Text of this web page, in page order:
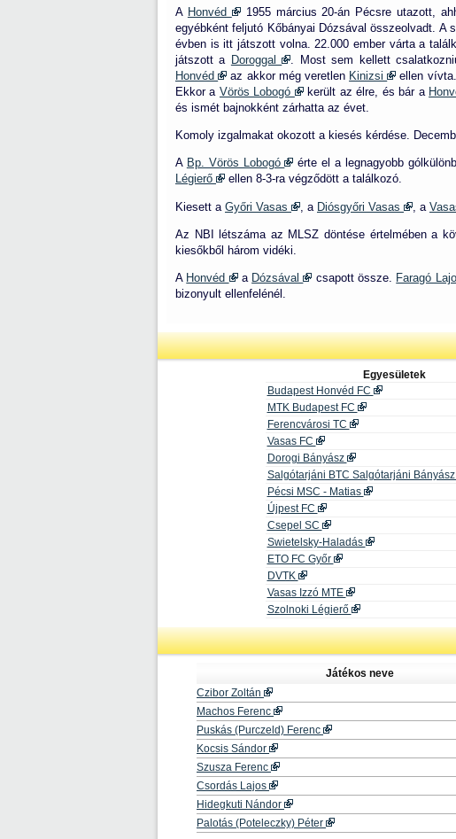
A Honvéd 1955 március 20-án Pécsre utazott,
egyébként feljutó Kőbányai Dózsával összeolvadt.
évben is itt játszott volna. 22.000 ember várta a
játszott a Doroggal
. Most sem kellett
Honvéd
az akkor még veretlen Kinizsi
ellen
Ekkor a Vörös Lobogó került az élre, és bár a
és ismét bajnokként zárhatta az évet.
Komoly izgalmakat okozott a kiesés kérdése.
A Bp. Vörös Lobogó érte el a legnagyobb
Légierő
ellen 8-3-ra végződött a találkozó.
Kiesett a Győri Vasas , a Diósgyőri Vasas , a
Az NBI létszáma az MLSZ döntése értelmében a
kiesőkből három vidéki.
A Honvéd a Dózsával csapott össze. Faragó
bizonyult ellenfelénél.
Egyesületek
Budapest Honvéd FC
MTK Budapest FC
Ferencvárosi TC
Vasas FC
Dorogi Bányász
Salgótarjáni BTC Salgótarjáni
Pécsi MSC - Matias
Újpest FC
Csepel SC
Swietelsky-Haladás
ETO FC Győr
DVTK
Vasas Izzó MTE
Szolnoki Légierő
Játékos neve
Czibor Zoltán
Machos Ferenc
Puskás (Purczeld) Ferenc
Kocsis Sándor
Szusza Ferenc
Csordás Lajos
Hidegkuti Nándor
Palotás (Poteleczky) Péter